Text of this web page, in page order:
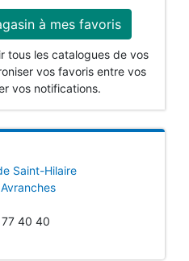
à mes favoris
tous les catalogues de vos
vos favoris entre vos
vos notifications.
Saint-Hilaire
40 40